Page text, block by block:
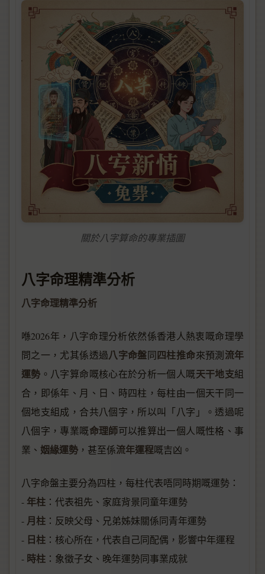
關於八字算命的專業插圖
八字命理精準分析
八字命理精準分析
喺2026年，八字命理分析依然係香港人熱衷嘅命理學
問之一，尤其係透過八字命盤同四柱推命來預測 流年
運勢 。八字算命嘅核心在於分析一個人嘅天干地支組
合，即係年、月、日、時四柱，每柱由一個天干同一
個地支組成，合共八個字，所以叫「八字」。透過呢
八個字，專業嘅命理師可以推算出一個人嘅性格、事
業、 姻緣運勢 ，甚至係流年運程嘅吉凶。
八字命盤主要分為四柱，每柱代表唔同時期嘅運勢：
- 年柱 ：代表祖先、家庭背景同童年運勢
- 月柱 ：反映父母、兄弟姊妹關係同青年運勢
- 日柱 ：核心所在，代表自己同配偶，影響中年運程
- 時柱 ：象徵子女、晚年運勢同事業成就